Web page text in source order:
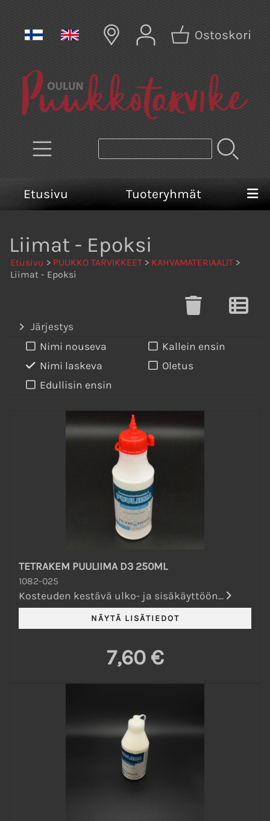
Ostoskori
Etusivu Tuoteryhmät
Liimat - Epoksi
Etusivu > PUUKKO TARVIKKEET > KAHVAMATERIAALIT >
Liimat - Epoksi
Järjestys
Nimi nouseva
Nimi laskeva
Edullisin ensin
Kallein ensin
Oletus
TETRAKEM PUULIIMA D3 250ML
1082-025
Kosteuden kestävä ulko- ja sisäkäyttöön...
7,60 €